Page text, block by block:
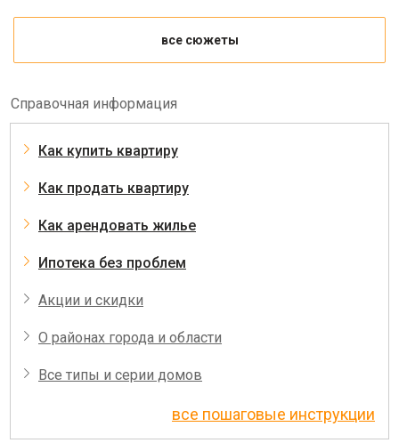
все сюжеты
Справочная информация
Как купить квартиру
Как продать квартиру
Как арендовать жилье
Ипотека без проблем
Акции и скидки
О районах города и области
Все типы и серии домов
все пошаговые инструкции